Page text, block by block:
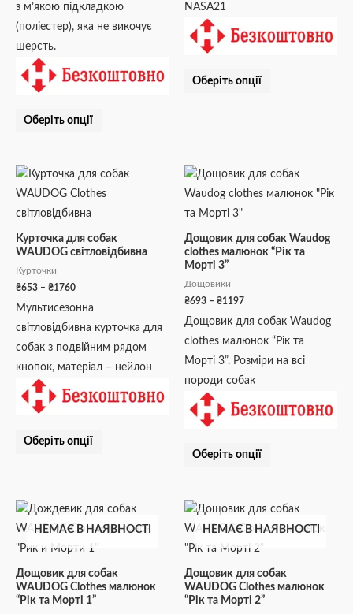
з м’якою підкладкою
(поліестер), яка не викочує
шерсть.
Оберіть опції
NASA21
Оберіть опції
Курточка для собак
WAUDOG світловідбивна
Курточки
₴653 – ₴1760
Діапазон
від
₴1760
Мультисезонна
світловідбивна курточка для
собак з подвійним рядом
кнопок, матеріал – нейлон
Оберіть опції
Цей
товар
кілька
варіантів.
на
сторінці
товару
Дощовик для собак Waudog
clothes малюнок “Рік та
Морті 3”
Дощовики
₴693 – ₴1197
Діапазон
від
₴1197
Дощовик для собак Waudog
clothes малюнок “Рік та
Морті 3”. Розміри на всі
породи собак
Оберіть опції
Цей
товар
кілька
варіантів.
НЕМАЄ В НАЯВНОСТІ
Дощовик для собак
WAUDOG Clothes малюнок
“Рік та Морті 1”
Діапазон
цін:
від
₴693
₴1197
Цей
товар
кілька
варіантів.
НЕМАЄ В НАЯВНОСТІ
Дощовик для собак
WAUDOG Clothes малюнок
“Рік та Морті 2”
Діапазон
цін:
від
₴693
₴1197
Цей
товар
кілька
варіантів.